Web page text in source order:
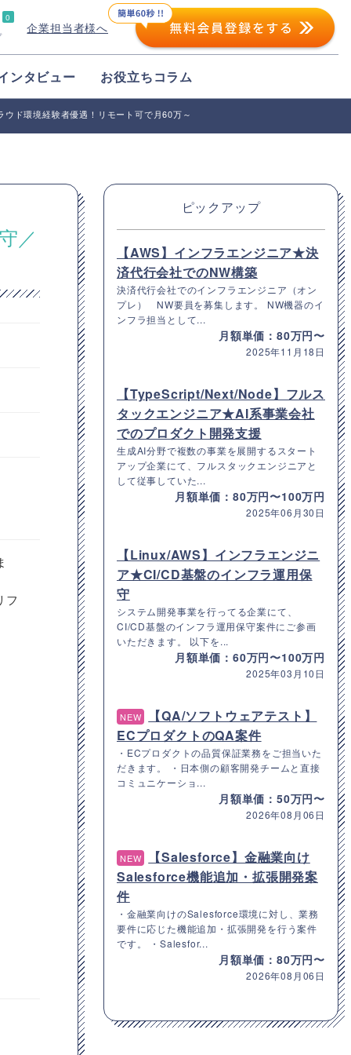
0
企業担当者様へ
ンタビュー お役立ちコラム
ド環境経験者優遇！リモート可で月60万～
／
フ
ピックアップ
【AWS】インフラエンジニア★決
済代行会社でのNW構築
決済代行会社でのインフラエンジニア（オン
プレ） NW要員を募集します。 NW機器のイ
ンフラ担当として...
月額単価：80万円〜
2025年11月18日
【TypeScript/Next/Node】フルス
タックエンジニア★AI系事業会社
でのプロダクト開発支援
生成AI分野で複数の事業を展開するスタート
アップ企業にて、フルスタックエンジニアと
して従事していた...
月額単価：80万円〜100万円
2025年06月30日
【Linux/AWS】インフラエンジニ
ア★CI/CD基盤のインフラ運用保
守
システム開発事業を行ってる企業にて、
CI/CD基盤のインフラ運用保守案件にご参画
いただきます。 以下を...
月額単価：60万円〜100万円
2025年03月10日
NEW
【QA/ソフトウェアテスト】
ECプロダクトのQA案件
・ECプロダクトの品質保証業務をご担当いた
だきます。 ・日本側の顧客開発チームと直接
コミュニケーショ...
月額単価：50万円〜
2026年08月06日
NEW
【Salesforce】金融業向け
Salesforce機能追加・拡張開発案
件
・金融業向けのSalesforce環境に対し、業務
要件に応じた機能追加・拡張開発を行う案件
です。 ・Salesfor...
月額単価：80万円〜
2026年08月06日